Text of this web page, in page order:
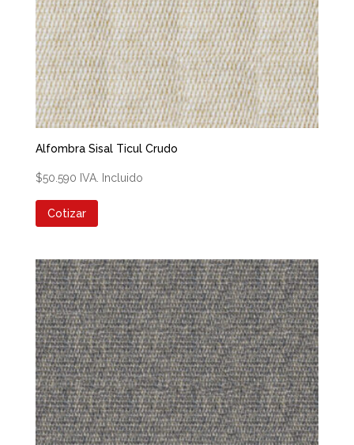
Alfombra Sisal Ticul Crudo
$50.590 IVA. Incluido
Cotizar